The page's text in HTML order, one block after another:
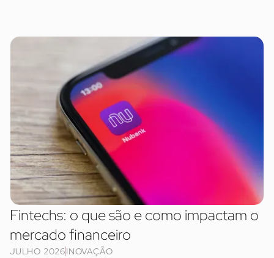
Fintechs: o que são e como impactam o
mercado financeiro
JULHO 2026INOVAÇÃO